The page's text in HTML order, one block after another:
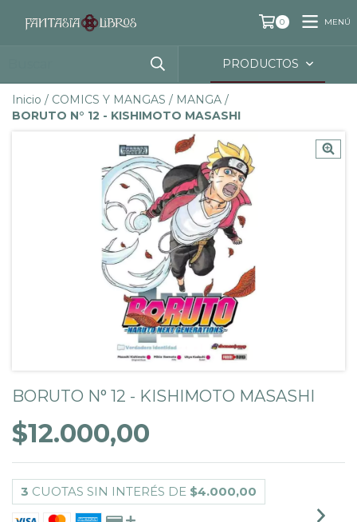
0 MENÚ
PRODUCTOS
Inicio / COMICS Y MANGAS / MANGA /
BORUTO N° 12 - KISHIMOTO MASASHI
BORUTO N° 12 - KISHIMOTO MASASHI
$12.000,00
3 CUOTAS SIN INTERÉS DE $4.000,00